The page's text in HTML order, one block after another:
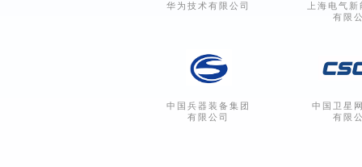
华为技术有限公司
上海电气
有限
中国兵器装备集团
有限公司
中国卫星
有限